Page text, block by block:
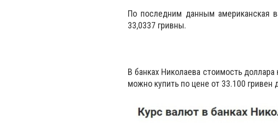
По последним данным американская
33,0337 гривны.
В банках Николаева стоимость
можно купить по цене от 33.100 гривен